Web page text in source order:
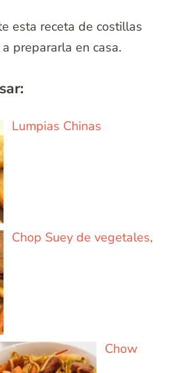
esta receta de costillas
prepararla en casa.
Lumpias Chinas
Chop Suey de vegetales,
Chow